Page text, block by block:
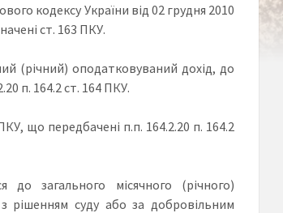
кодексу України від 02 грудня 2010
ст. 163 ПКУ.
(річний) оподатковуваний дохід, до
п. 164.2 ст. 164 ПКУ.
що передбачені п.п. 164.2.20 п. 164.2
загального місячного (річного)
рішенням суду або за добровільним